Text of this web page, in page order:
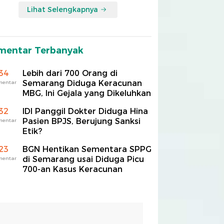
Lihat Selengkapnya
Terbanyak
Lebih dari 700 Orang di
Semarang Diduga Keracunan
MBG, Ini Gejala yang Dikeluhkan
IDI Panggil Dokter Diduga Hina
Pasien BPJS, Berujung Sanksi
Etik?
BGN Hentikan Sementara SPPG
di Semarang usai Diduga Picu
700-an Kasus Keracunan